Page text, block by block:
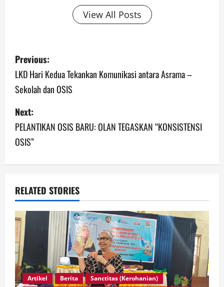
View All Posts
Previous:
LKD Hari Kedua Tekankan Komunikasi antara Asrama –
Sekolah dan OSIS
Next:
PELANTIKAN OSIS BARU: OLAN TEGASKAN “KONSISTENSI
OSIS”
RELATED STORIES
Artikel Berita
Sanctitas (Kerohanian)